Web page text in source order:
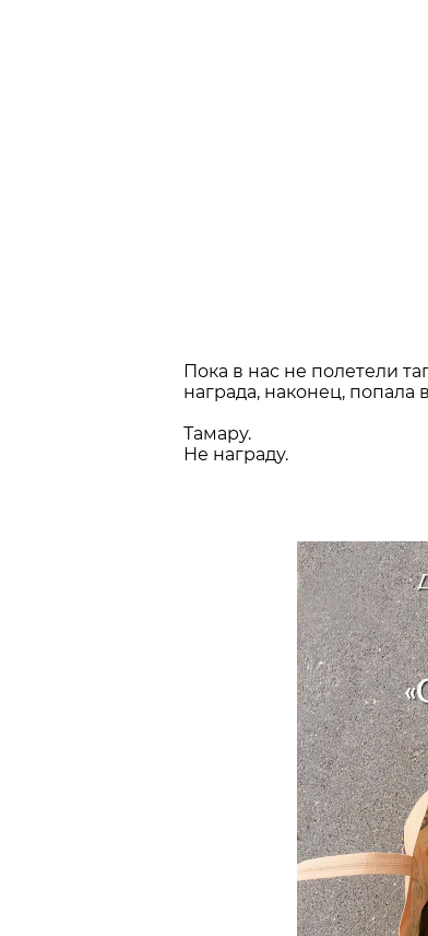
Пока в нас не полетели
награда, наконец,
Тамару.
Не награду.